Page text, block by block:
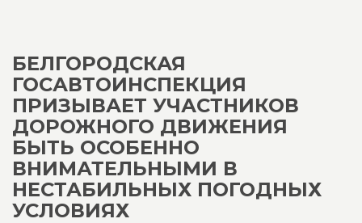
БЕЛГОРОДСКАЯ
ГОСАВТОИНСПЕКЦИЯ
ПРИЗЫВАЕТ УЧАСТНИКОВ
ДОРОЖНОГО ДВИЖЕНИЯ
БЫТЬ ОСОБЕННО
ВНИМАТЕЛЬНЫМИ В
НЕСТАБИЛЬНЫХ ПОГОДНЫХ
УСЛОВИЯХ